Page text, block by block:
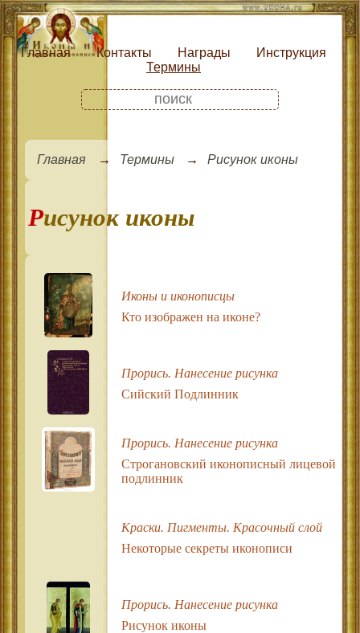
Главная Контакты Награды
Инструкция
Термины
Главная Термины Рисунок иконы
Рисунок иконы
Иконы и иконописцы
Кто изображен на иконе?
Прорись. Нанесение рисунка
Сийский Подлинник
Прорись. Нанесение рисунка
Строгановский иконописный лицевой
подлинник
Краски. Пигменты. Красочный слой
Некоторые секреты иконописи
Прорись. Нанесение рисунка
Рисунок иконы